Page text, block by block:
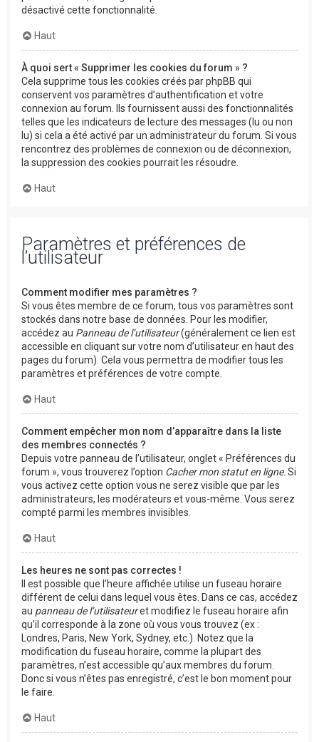
désactivé cette fonctionnalité.
Haut
À quoi sert « Supprimer les cookies du forum » ?
Cela supprime tous les cookies créés par phpBB qui
conservent vos paramètres d’authentification et votre
connexion au forum. Ils fournissent aussi des fonctionnalités
telles que les indicateurs de lecture des messages (lu ou non
lu) si cela a été activé par un administrateur du forum. Si vous
rencontrez des problèmes de connexion ou de déconnexion,
la suppression des cookies pourrait les résoudre.
Haut
Paramètres et préférences de
l’utilisateur
Comment modifier mes paramètres ?
Si vous êtes membre de ce forum, tous vos paramètres sont
stockés dans notre base de données. Pour les modifier,
accédez au Panneau de l’utilisateur(généralement ce lien est
accessible en cliquant sur votre nom d’utilisateur en haut des
pages du forum). Cela vous permettra de modifier tous les
paramètres et préférences de votre compte.
Haut
Comment empêcher mon nom d’apparaître dans la liste
des membres connectés ?
Depuis votre panneau de l’utilisateur, onglet « Préférences du
forum », vous trouverez l’option Cacher mon statut en ligne. Si
vous activez cette option vous ne serez visible que par les
administrateurs, les modérateurs et vous-même. Vous serez
compté parmi les membres invisibles.
Haut
Les heures ne sont pas correctes !
Il est possible que l’heure affichée utilise un fuseau horaire
différent de celui dans lequel vous êtes. Dans ce cas, accédez
au panneau de l’utilisateuret modifiez le fuseau horaire afin
qu’il corresponde à la zone où vous vous trouvez (ex :
Londres, Paris, New York, Sydney, etc.). Notez que la
modification du fuseau horaire, comme la plupart des
paramètres, n’est accessible qu’aux membres du forum.
Donc si vous n’êtes pas enregistré, c’est le bon moment pour
le faire.
Haut